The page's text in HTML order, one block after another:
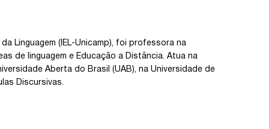
Linguagem (IEL-Unicamp), foi professora na
de linguagem e Educação a Distância. Atua na
Aberta do Brasil (UAB), na Universidade de
Discursivas.